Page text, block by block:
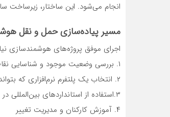
انجام می‌شود. این ساختار، زیرساخت
مسیر پیاده‌سازی حمل و نقل
اجرای موفق پروژه‌های هوشمندسازی
۱. بررسی وضعیت موجود و شناسایی نقاط ضعف در فرآیندهای عملیاتی و مالی
۲. انتخاب یک پلتفرم نرم‌افزاری که بتواند عملیات حمل، مالی و اسناد را به‌صورت یکپارچه مدیریت کند
۳.استفاده از استانداردهای بین‌المللی در تبادل داده
۴. آموزش کارکنان و مدیریت تغییر